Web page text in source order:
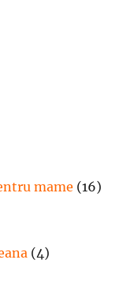
mame (16)
(4)